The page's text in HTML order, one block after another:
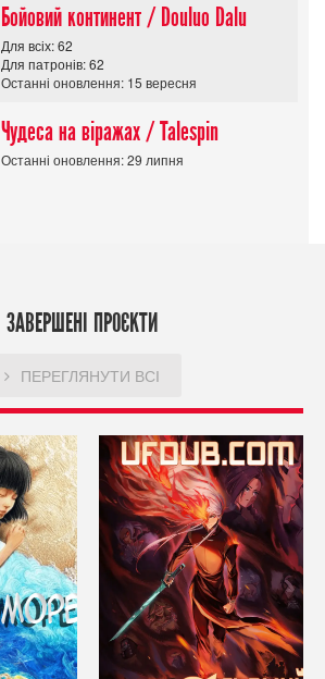
Бойовий континент / Douluo Dalu
Для всіх: 62
Для патронів: 62
Останні оновлення: 15 вересня
Чудеса на віражах / Talespin
Останні оновлення: 29 липня
ЗАВЕРШЕНІ ПРОЄКТИ
ПЕРЕГЛЯНУТИ ВСІ